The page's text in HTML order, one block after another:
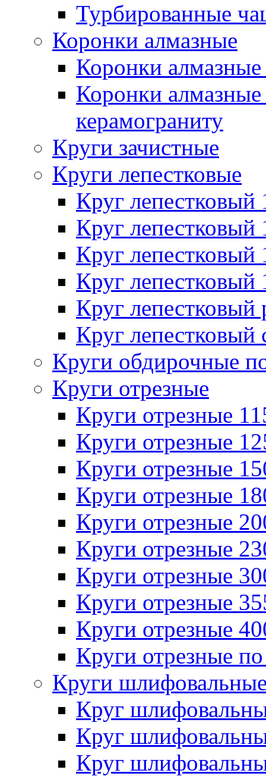
Турбированные
Коронки алмазные
Коронки
Коронки
керамограниту
Круги зачистные
Круги лепестковые
Круг
Круг
Круг
Круг
Круг лепестковый
Круг лепестковый
Круги обдирочные
Круги отрезные
Круги отрезные
Круги отрезные
Круги отрезные
Круги отрезные
Круги отрезные
Круги отрезные
Круги отрезные
Круги отрезные
Круги отрезные
Круги отрезные
Круги
Круг
Круг
Круг